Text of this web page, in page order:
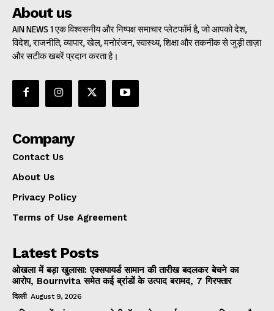
About us
AIN NEWS 1 एक विश्वसनीय और निष्पक्ष समाचार प्लेटफॉर्म है, जो आपको देश,
विदेश, राजनीति, व्यापार, खेल, मनोरंजन, स्वास्थ्य, शिक्षा और तकनीक से जुड़ी ताज़ा
और सटीक खबरें प्रदान करता है।
Company
Contact Us
About Us
Privacy Policy
Terms of Use Agreement
Latest Posts
ओखला में बड़ा खुलासा: एक्सपायर्ड सामान की तारीख बदलकर बेचने का
आरोप, Bournvita समेत कई ब्रांडों के उत्पाद बरामद, 7 गिरफ्तार
दिल्ली August 9, 2026